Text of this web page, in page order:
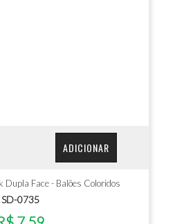
ADICIONAR
Dupla Face - Balões Coloridos
SD-0735